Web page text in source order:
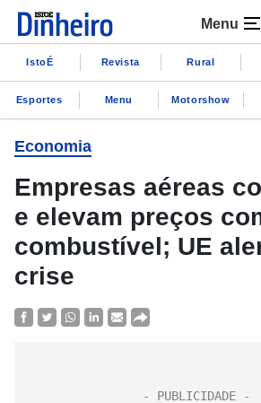
Menu
IstoÉ Revista Rural
Esportes Menu Motorshow
Economia
Empresas aéreas
e elevam preços
combustível; UE
crise